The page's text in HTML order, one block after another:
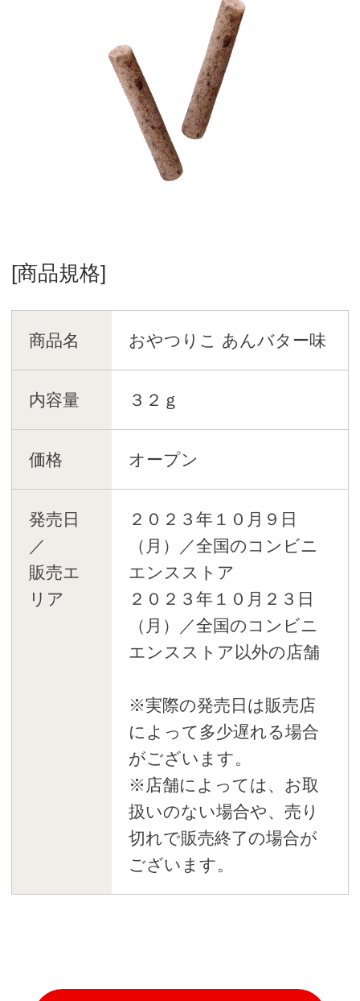
[商品規格]
商品名 おやつりこ あんバター味
内容量 ３２ｇ
価格 オープン
発売日
／
販売エ
リア
２０２３年１０月９日
（月）／全国のコンビニ
エンスストア
２０２３年１０月２３日
（月）／全国のコンビニ
エンスストア以外の店舗
※実際の発売日は販売店
によって多少遅れる場合
がございます。
※店舗によっては、お取
扱いのない場合や、売り
切れで販売終了の場合が
ございます。